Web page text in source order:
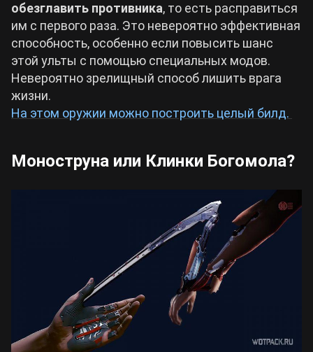
обезглавить противника, то есть расправиться
им с первого раза. Это невероятно эффективная
способность, особенно если повысить шанс
этой ульты с помощью специальных модов.
Невероятно зрелищный способ лишить врага
жизни.
На этом оружии можно построить целый билд.
Моноструна или Клинки Богомола?